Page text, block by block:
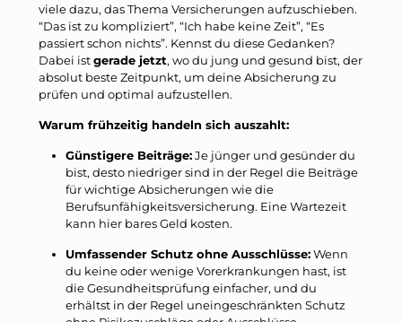
viele dazu, das Thema Versicherungen aufzuschieben.
“Das ist zu kompliziert”, “Ich habe keine Zeit”, “Es
passiert schon nichts”. Kennst du diese Gedanken?
Dabei istgerade jetzt, wo du jung und gesund bist, der
absolut beste Zeitpunkt, um deine Absicherung zu
prüfen und optimal aufzustellen.
Warum frühzeitig handeln sich auszahlt:
Günstigere Beiträge:Je jünger und gesünder du
bist, desto niedriger sind in der Regel die Beiträge
für wichtige Absicherungen wie die
Berufsunfähigkeitsversicherung. Eine Wartezeit
kann hier bares Geld kosten.
Umfassender Schutz ohne Ausschlüsse:Wenn
du keine oder wenige Vorerkrankungen hast, ist
die Gesundheitsprüfung einfacher, und du
erhältst in der Regel uneingeschränkten Schutz